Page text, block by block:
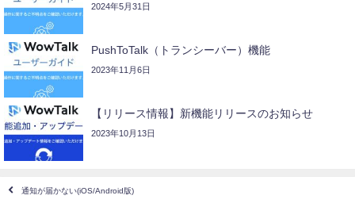
2024年5月31日
PushToTalk（トランシーバー）機能
2023年11月6日
【リリース情報】新機能リリースのお知らせ
2023年10月13日
通知が届かない(iOS/Android版)